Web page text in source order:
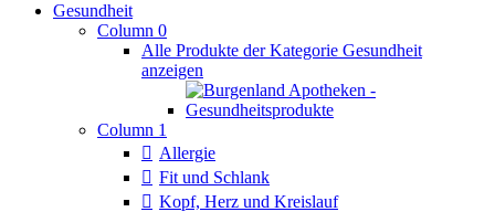
Gesundheit
Column 0
Alle Produkte der Kategorie Gesundheit
anzeigen
Column 1
Allergie
Fit und Schlank
Kopf, Herz und Kreislauf